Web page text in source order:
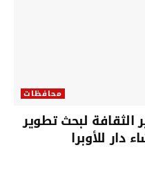
محافظات
لبحث تطوير
دار للأوبرا